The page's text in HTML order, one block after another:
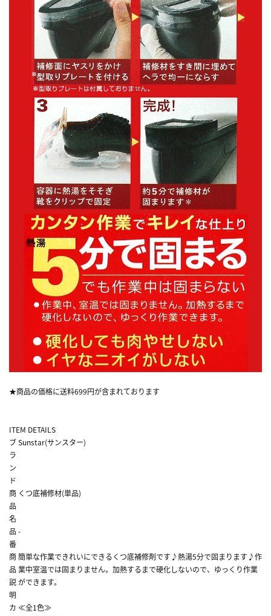
★商品の価格に送料699円が含まれております
ITEM DETAILS
ブ
ラ
ン
ド
Sunstar(サンスター)
商
品
名
くつ底補修材(単品)
品
番
-
商
品
説
明
簡単な作業できれいにできるくつ底補修剤です♪熱湯5分で固まります♪作
業中室温では固まりません。加熱するまで硬化しないので、ゆっくり作業
ができます。
カ ≪全1色≫